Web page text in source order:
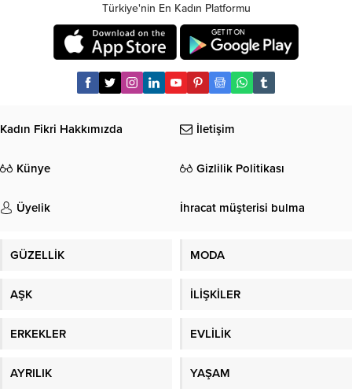
Türkiye'nin En Kadın Platformu
Kadın Fikri Hakkımızda İletişim
Künye Gizlilik Politikası
Üyelik İhracat müşterisi bulma
GÜZELLİK MODA
AŞK İLİŞKİLER
ERKEKLER EVLİLİK
AYRILIK YAŞAM